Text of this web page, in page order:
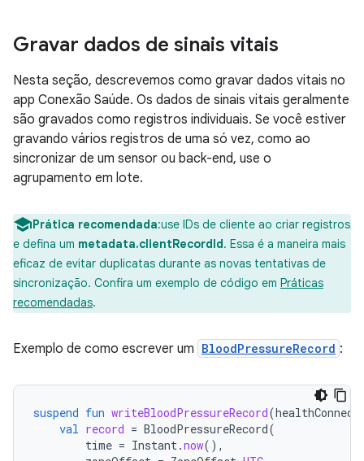
Gravar dados de sinais vitais
Nesta seção, descrevemos como gravar dados vitais no
app Conexão Saúde. Os dados de sinais vitais geralmente
são gravados como registros individuais. Se você estiver
gravando vários registros de uma só vez, como ao
sincronizar de um sensor ou back-end, use o
agrupamento em lote.
Prática recomendada:use IDs de cliente ao criar registros
e defina um metadata.clientRecordId. Essa é a maneira mais
eficaz de evitar duplicatas durante as novas tentativas de
sincronização. Confira um exemplo de código em Práticas
recomendadas.
Exemplo de como escrever um BloodPressureRecord :
suspend fun writeBloodPressureRecord(
val record = BloodPressureRecord(
time = Instant.now(),